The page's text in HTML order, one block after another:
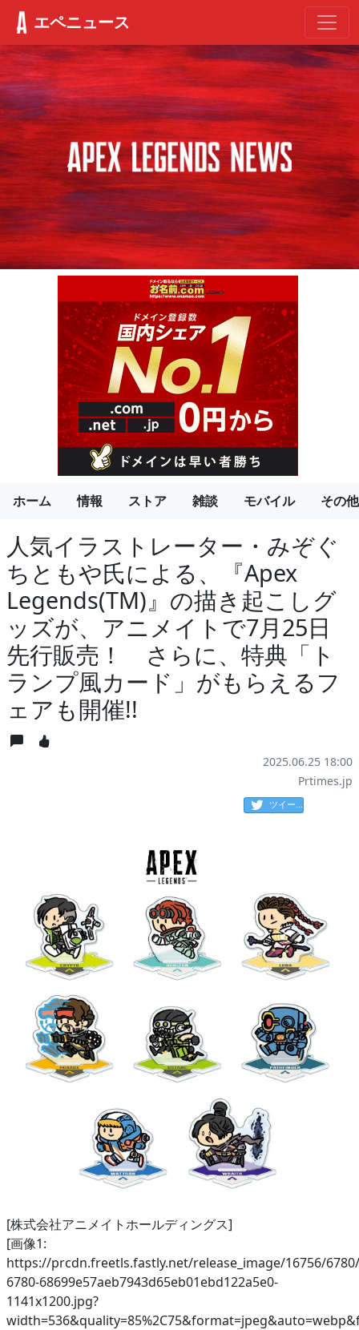
エペニュース
ホーム 情報 ストア 雑談 モバイル その他
人気イラストレーター・みぞぐ
ちともや氏による、『Apex
Legends(TM)』の描き起こしグ
ッズが、アニメイトで7月25日
先行販売！ さらに、特典「ト
ランプ風カード」がもらえるフ
ェアも開催!!
2025.06.25 18:00
Prtimes.jp
ツイート
[株式会社アニメイトホールディングス]
[画像1:
https://prcdn.freetls.fastly.net/release_image/16756/
6780-68699e57aeb7943d65eb01ebd122a5e0-
1141x1200.jpg?